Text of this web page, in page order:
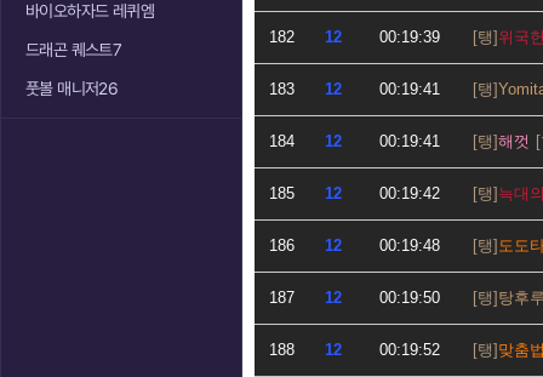
바이오하자드 레퀴엠
드래곤 퀘스트7
풋볼 매니저26
182 12 00:19:39 위국
183 12 00:19:41
184 12 00:19:41 해껏
185 12 00:19:42 늑대
186 12 00:19:48 도도
187 12 00:19:50 탕후
188 12 00:19:52 맞춤